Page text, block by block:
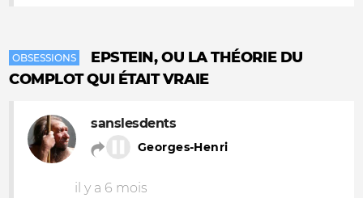
OBSESSIONS
EPSTEIN, OU LA THÉORIE DU
COMPLOT QUI ÉTAIT VRAIE
sanslesdents
Georges-Henri
il y a 6 mois